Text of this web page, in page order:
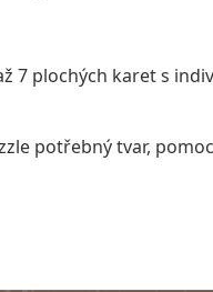
7 plochých karet s
potřebný tvar,